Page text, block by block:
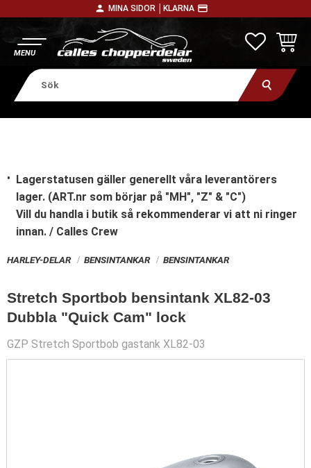
person MINA SIDOR │ KLARNA payment
Lagerstatusen gäller generellt våra leverantörers
lager. (ART.nr som börjar på "MH", "Z" & "C")
Vill du handla i butik så rekommenderar vi att ni ringer
innan. / Calles Crew
HARLEY-DELAR BENSINTANKAR BENSINTANKAR
Stretch Sportbob bensintank XL82-03
Dubbla "Quick Cam" lock
GZP Stretch Sportbob gastank XL82-03